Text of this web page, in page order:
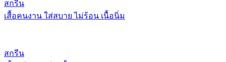
สกรีน
เสื้อคนงาน ใส่สบาย ไม่ร้อน เนื้อนิ่ม
สกรีน